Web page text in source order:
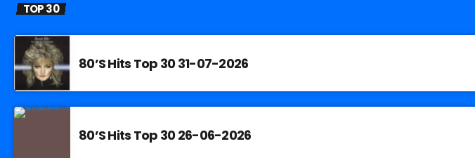
TOP 30
80’S Hits Top 30 31-07-2026
80’S Hits Top 30 26-06-2026